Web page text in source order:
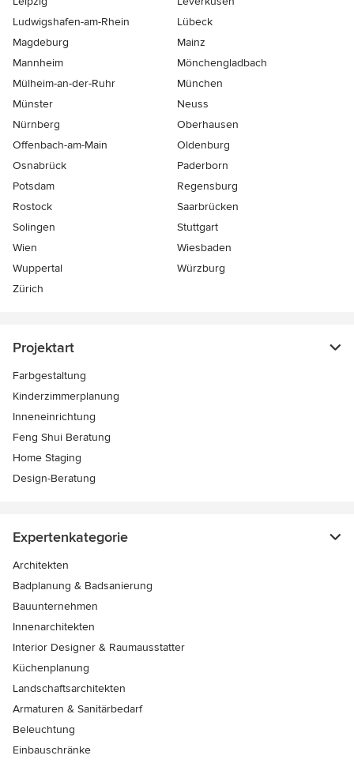
Ludwigshafen-am-Rhein
Lübeck
Magdeburg
Mainz
Mannheim
Mönchen­gladbach
Mülheim-an-der-Ruhr
München
Münster
Neuss
Nürnberg
Oberhausen
Offenbach-am-Main
Oldenburg
Osnabrück
Paderborn
Potsdam
Regensburg
Rostock
Saarbrücken
Solingen
Stuttgart
Wien
Wiesbaden
Wuppertal
Würzburg
Zürich
Projektart
Farbgestaltung
Kinderzimmerplanung
Inneneinrichtung
Feng Shui Beratung
Home Staging
Design-Beratung
Expertenkategorie
Architekten
Badplanung & Badsanierung
Bauunternehmen
Innenarchitekten
Interior Designer & Raumausstatter
Küchenplanung
Landschaftsarchitekten
Armaturen & Sanitärbedarf
Beleuchtung
Einbauschränke